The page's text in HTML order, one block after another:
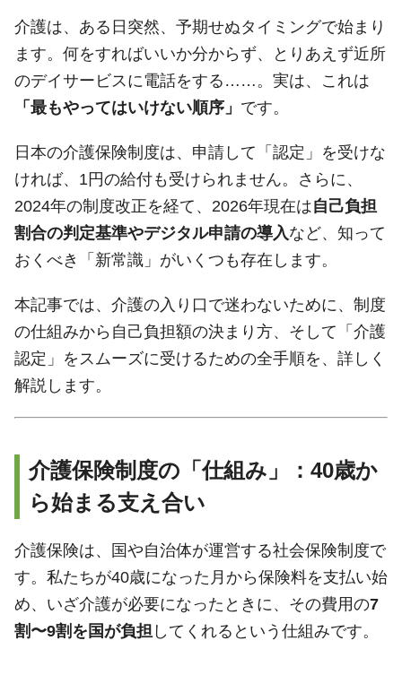
介護は、ある日突然、予期せぬタイミングで始まり
ます。何をすればいいか分からず、とりあえず近所
のデイサービスに電話をする……。実は、これは
「最もやってはいけない順序」 です。
日本の介護保険制度は、申請して「認定」を受けな
ければ、1円の給付も受けられません。さらに、
2024年の制度改正を経て、2026年現在は自己負担
割合の判定基準やデジタル申請の導入など、知って
おくべき「新常識」がいくつも存在します。
本記事では、介護の入り口で迷わないために、制度
の仕組みから自己負担額の決まり方、そして「介護
認定」をスムーズに受けるための全手順を、詳しく
解説します。
介護保険制度の「仕組み」：40歳か
ら始まる支え合い
介護保険は、国や自治体が運営する社会保険制度で
す。私たちが40歳になった月から保険料を支払い始
め、いざ介護が必要になったときに、その費用の7
割〜9割を国が負担してくれるという仕組みです。